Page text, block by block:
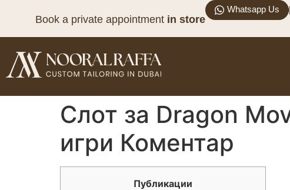
Book a private appointment in store
Whatsapp Us
Слот за Dragon
игри Коментар
Публикации